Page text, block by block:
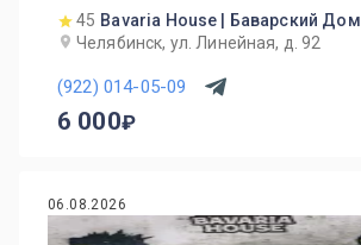
45 Bavaria House | Баварский Дом
Челябинск, ул. Линейная, д. 92
(922) 014-05-09
6 000
06.08.2026